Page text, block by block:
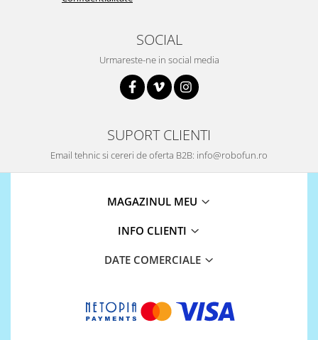
SOCIAL
Urmareste-ne in social media
SUPORT CLIENTI
Email tehnic si cereri de oferta B2B: info@robofun.ro
MAGAZINUL MEU
INFO CLIENTI
DATE COMERCIALE